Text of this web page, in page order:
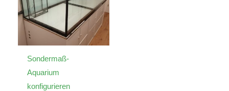
Sondermaß-
Aquarium
konfigurieren